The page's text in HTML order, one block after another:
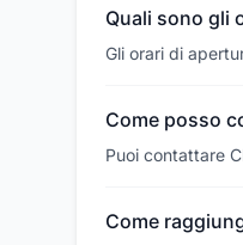
Quali sono gli
Gli orari di
Come posso
Puoi contattare
Come